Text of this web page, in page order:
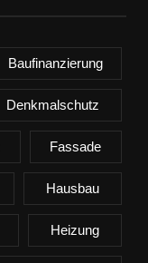
Baufinanzierung
Denkmalschutz
Fassade
Hausbau
Heizung